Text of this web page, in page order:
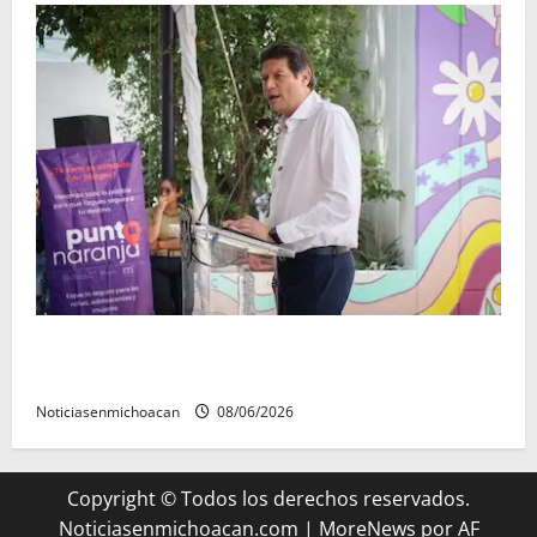
Noticiasenmichoacan 08/06/2026
Copyright © Todos los derechos reservados.
Noticiasenmichoacan.com | MoreNews por AF